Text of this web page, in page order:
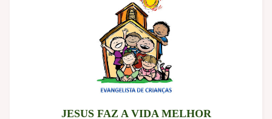
JESUS FAZ A VIDA MELHOR